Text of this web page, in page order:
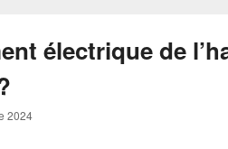
électrique de
2024